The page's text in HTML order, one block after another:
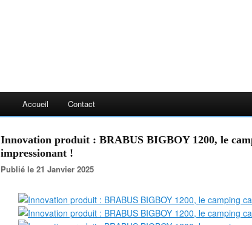
Accueil Contact
Innovation produit : BRABUS BIGBOY 1200, le
impressionant !
Publié le 21 Janvier 2025